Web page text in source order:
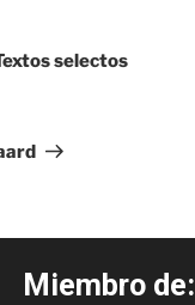
selectos
Miembro de: